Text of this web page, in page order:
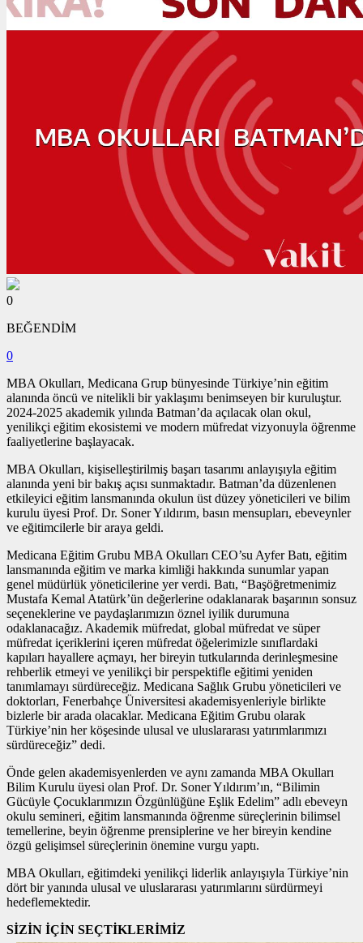
0
BEĞENDİM
0
MBA Okulları, Medicana Grup bünyesinde Türkiye’nin eğitim
alanında öncü ve nitelikli bir yaklaşımı benimseyen bir kuruluştur.
2024-2025 akademik yılında Batman’da açılacak olan okul,
yenilikçi eğitim ekosistemi ve modern müfredat vizyonuyla öğrenme
faaliyetlerine başlayacak.
MBA Okulları, kişiselleştirilmiş başarı tasarımı anlayışıyla eğitim
alanında yeni bir bakış açısı sunmaktadır. Batman’da düzenlenen
etkileyici eğitim lansmanında okulun üst düzey yöneticileri ve bilim
kurulu üyesi Prof. Dr. Soner Yıldırım, basın mensupları, ebeveynler
ve eğitimcilerle bir araya geldi.
Medicana Eğitim Grubu MBA Okulları CEO’su Ayfer Batı, eğitim
lansmanında eğitim ve marka kimliği hakkında sunumlar yapan
genel müdürlük yöneticilerine yer verdi. Batı, “Başöğretmenimiz
Mustafa Kemal Atatürk’ün değerlerine odaklanarak başarının sonsuz
seçeneklerine ve paydaşlarımızın öznel iyilik durumuna
odaklanacağız. Akademik müfredat, global müfredat ve süper
müfredat içeriklerini içeren müfredat öğelerimizle sınıflardaki
kapıları hayallere açmayı, her bireyin tutkularında derinleşmesine
rehberlik etmeyi ve yenilikçi bir perspektifle eğitimi yeniden
tanımlamayı sürdüreceğiz. Medicana Sağlık Grubu yöneticileri ve
doktorları, Fenerbahçe Üniversitesi akademisyenleriyle birlikte
bizlerle bir arada olacaklar. Medicana Eğitim Grubu olarak
Türkiye’nin her köşesinde ulusal ve uluslararası yatırımlarımızı
sürdüreceğiz” dedi.
Önde gelen akademisyenlerden ve aynı zamanda MBA Okulları
Bilim Kurulu üyesi olan Prof. Dr. Soner Yıldırım’ın, “Bilimin
Gücüyle Çocuklarımızın Özgünlüğüne Eşlik Edelim” adlı ebeveyn
okulu semineri, eğitim lansmanında öğrenme süreçlerinin bilimsel
temellerine, beyin öğrenme prensiplerine ve her bireyin kendine
özgü gelişimsel süreçlerinin önemine vurgu yaptı.
MBA Okulları, eğitimdeki yenilikçi liderlik anlayışıyla Türkiye’nin
dört bir yanında ulusal ve uluslararası yatırımlarını sürdürmeyi
hedeflemektedir.
SİZİN İÇİN SEÇTİKLERİMİZ